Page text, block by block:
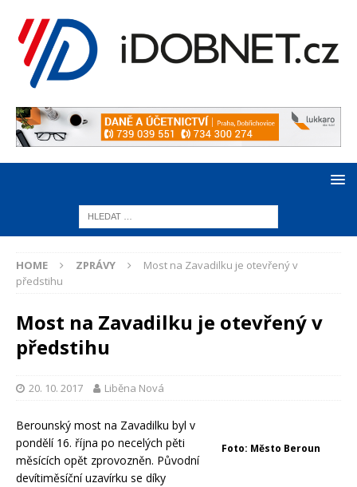
HOME ZPRÁVY
Most na Zavadilku je otevřený v
předstihu
Most na Zavadilku je otevřený v
předstihu
20. 10. 2017 Liběna Nová
Foto: Město Beroun
Berounský most na Zavadilku byl v
pondělí 16. října po necelých pěti
měsících opět zprovozněn. Původní
devítiměsíční uzavírku se díky